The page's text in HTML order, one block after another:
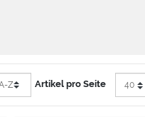
Artikel pro Seite